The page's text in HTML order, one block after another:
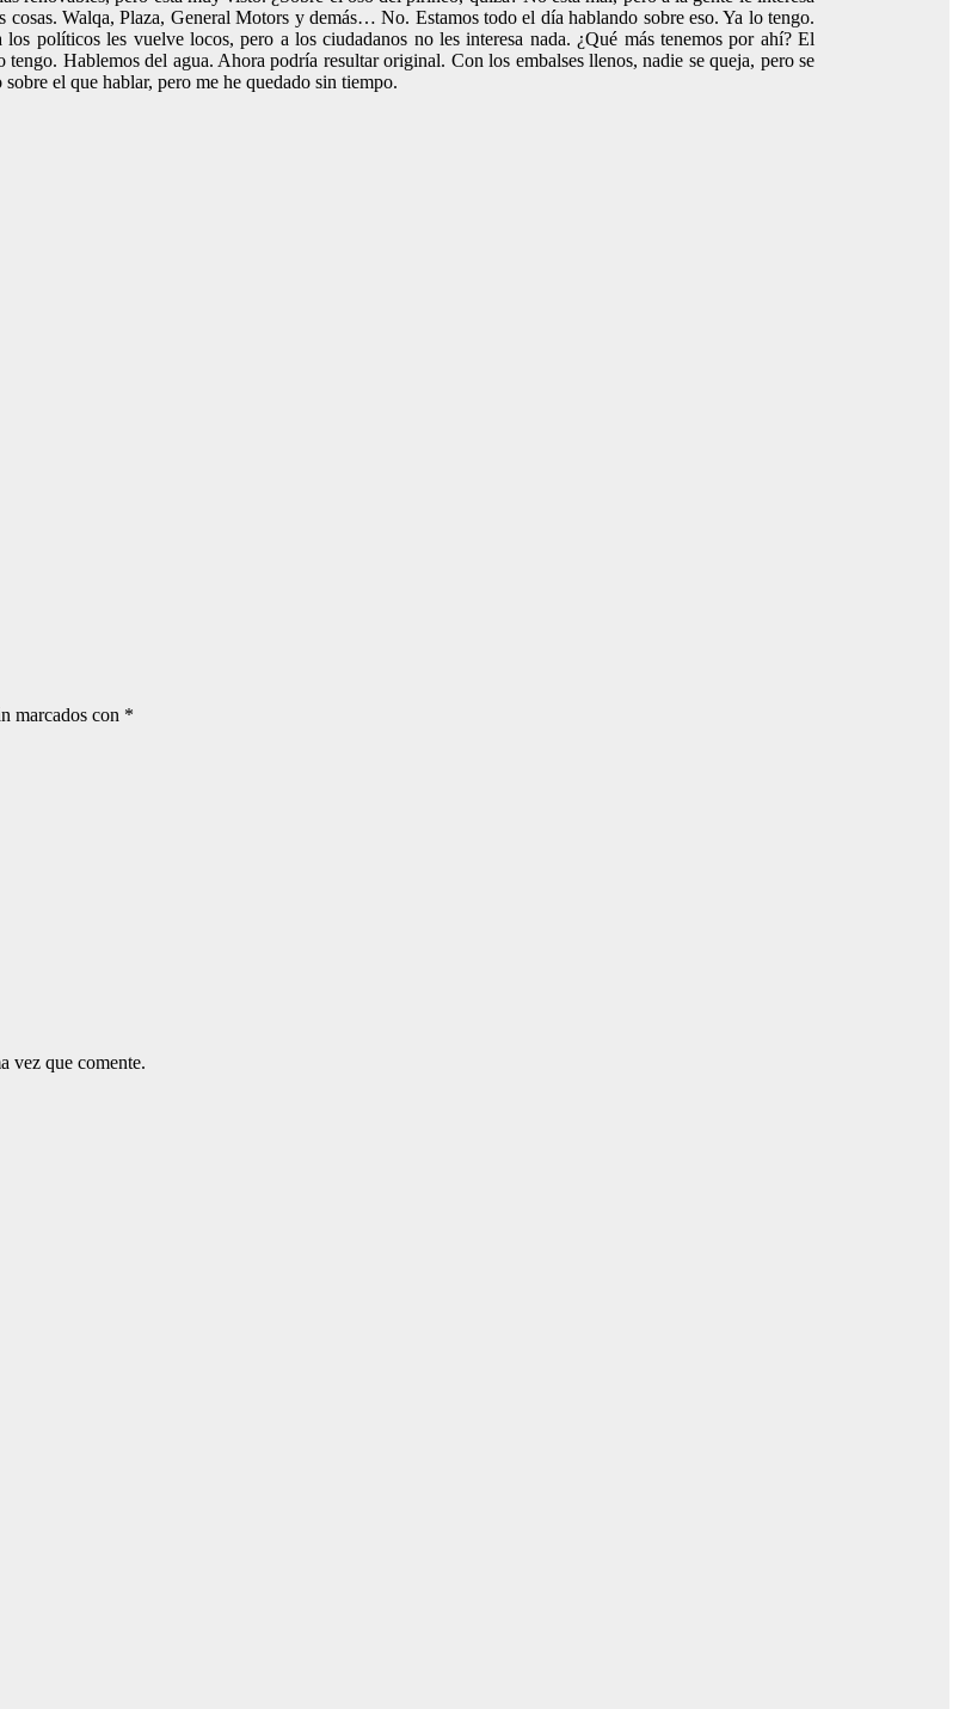
Walqa, Plaza, General Motors y demás… No. Estamos todo el día hablando sobre eso. Ya lo tengo.
políticos les vuelve locos, pero a los ciudadanos no les interesa nada. ¿Qué más tenemos por ahí? El
Hablemos del agua. Ahora podría resultar original. Con los embalses llenos, nadie se queja, pero se
el que hablar, pero me he quedado sin tiempo.
marcados con *
vez que comente.